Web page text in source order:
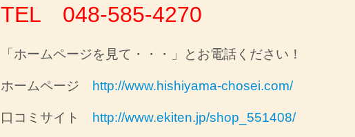
TEL 048-585-4270
「ホームページを見て・・・」とお電話ください！
ホームページ http://www.hishiyama-chosei.com/
口コミサイト http://www.ekiten.jp/shop_551408/